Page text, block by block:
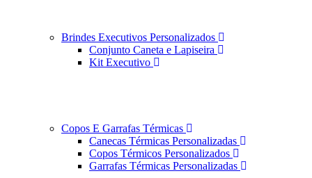
Brindes Executivos Personalizados
Conjunto Caneta e Lapiseira
Kit Executivo
Copos E Garrafas Térmicas
Canecas Térmicas Personalizadas
Copos Térmicos Personalizados
Garrafas Térmicas Personalizadas